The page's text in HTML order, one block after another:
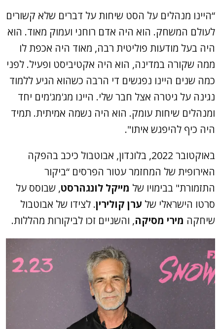
“היינו מנהלים על הסט שיחות על דברים שלא קשורים
לעולם המשחק. הוא היה אדם רוחני ועמוק מאוד. הוא
היה בעל מודעות פוליטית רבה, מאוד היה אכפת לו
ממה שקורה במדינה, הוא היה אקטיביסט ופעיל. לפני
כמה שנים היינו נפגשים די הרבה כשהוא הגיע ללמוד
נגינה על גיטרה אצל חבר שלי. היינו מג'מג'מים יחד
ומנהלים שיחות עומק. הוא היה נשמה אמיתית. תמיד
היה כיף להיפגש איתו".
באוקטובר 2022, בלונדון, אבוטבול כיכב בהפקה
האירופית של המחזמר עטור הפרסים “ביקור
התזמורת" בבימויו של מייקל לונגהרסט, שבוסס על
סרטו הישראלי של ערן קולירין. לצידו של אבוטבול
שיחקה מירי מסיקה, והשניים זכו לביקורות מהללות.